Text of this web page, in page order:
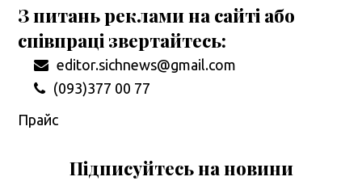
З питань реклами на сайті або
співпраці звертайтесь:
editor.sichnews@gmail.com
(093)377 00 77
Прайс
Підписуйтесь на новини